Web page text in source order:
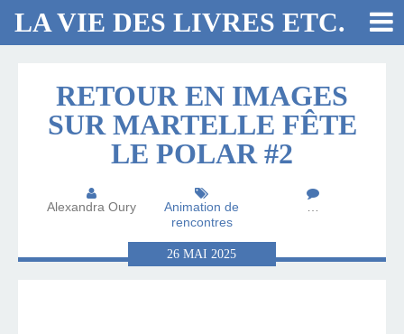
LA VIE DES LIVRES ETC.
RETOUR EN IMAGES
SUR MARTELLE FÊTE
LE POLAR #2
Alexandra Oury
Animation de
rencontres
…
26MAI2025